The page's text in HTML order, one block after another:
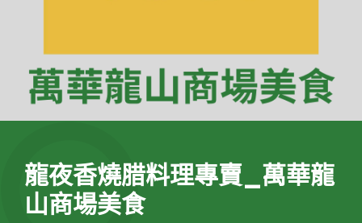
龍夜香燒腊料理專賣_萬華龍
山商場美食